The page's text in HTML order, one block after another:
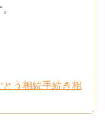
う相続手続き相